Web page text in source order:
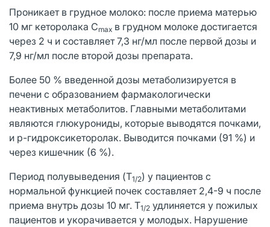
Проникает в грудное молоко: после приема матерью
10 мг кеторолака Сmах в грудном молоке достигается
через 2 ч и составляет 7,3 нг/мл после первой дозы и
7,9 нг/мл после второй дозы препарата.
Более 50 % введенной дозы метаболизируется в
печени с образованием фармакологически
неактивных метаболитов. Главными метаболитами
являются глюкурониды, которые выводятся почками,
и р-гидроксикеторолак. Выводится почками (91 %) и
через кишечник (6 %).
Период полувыведения (T1/2) у пациентов с
нормальной функцией почек составляет 2,4-9 ч после
приема внутрь дозы 10 мг. T1/2 удлиняется у пожилых
пациентов и укорачивается у молодых. Нарушение